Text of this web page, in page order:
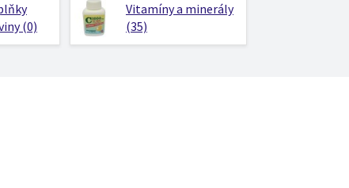
(0)
Vitamíny a minerály
(35)